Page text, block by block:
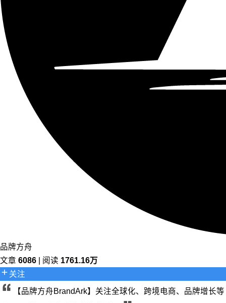
品牌方舟
文章 6086 | 阅读 1761.16万
关注
【品牌方舟BrandArk】关注全球化、跨境电商、品牌增长等